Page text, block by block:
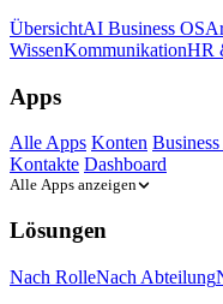
ÜbersichtAI Business OS
WissenKommunikationHR
Apps
Alle Apps Konten
Kontakte Dashboard
Alle Apps anzeigen
Lösungen
Nach RolleNach Abteilung